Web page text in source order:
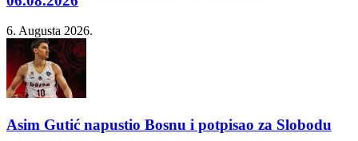
6. Augusta 2026.
Asim Gutić napustio Bosnu i potpisao za Slobodu